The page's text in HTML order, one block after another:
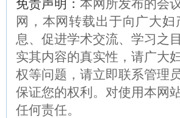
免责声明：本网所发布的会
网，本网转载出于向广大
息、促进学术交流、学习之
实其内容的真实性，请广大
权等问题，请立即联系管理
保证您的权利。对使用本网
任何责任。